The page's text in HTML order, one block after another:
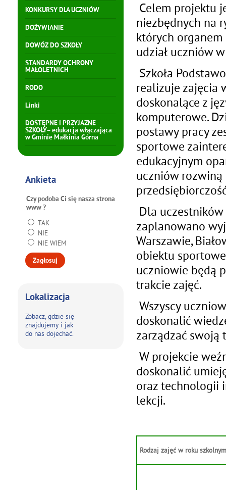
KONKURSY DLA UCZNIÓW
DOŻYWIANIE
DOWÓZ DO SZKOŁY
STANDARDY OCHRONY
MAŁOLETNICH
RODO
Linki
DOSTĘPNE I PRZYJAZNE
SZKOŁY– edukacja włączająca
w Gminie Małkinia Górna
Ankieta
Czy podoba Ci się nasza strona
www ?
TAK
NIE
NIE WIEM
Lokalizacja
Zobacz, gdzie się
znajdujemy i jak
do nas dojechać.
Celem projektu
niezbędnych na
których organem
udział uczniów
Szkoła
realizuje zajęcia
doskonalące z
komputerowe.
postawy pracy
sportowe
edukacyjnym
uczniów rozwiną
Dla
zaplanowano
Warszawie,
obiektu
uczniowie będą
trakcie zajęć.
Wszyscy
doskonalić
zarządzać swoją
W projekcie
doskonalić
oraz technologii
lekcji.
Rodzaj zajęć w roku